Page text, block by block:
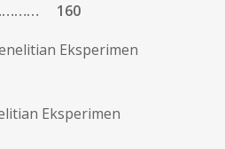
160
Eksperimen
Eksperimen